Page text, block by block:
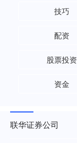
技巧
配资
股票投资
资金
联华证券公司